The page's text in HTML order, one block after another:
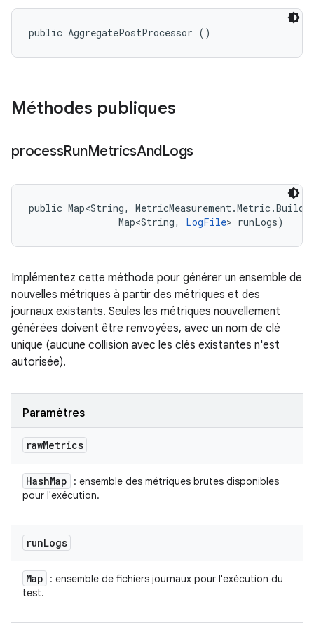
public AggregatePostProcessor ()
Méthodes publiques
processRunMetricsAndLogs
public Map<String,
                Map<String,
LogFile> runLogs)
Implémentez cette méthode pour générer un ensemble de
nouvelles métriques à partir des métriques et des
journaux existants. Seules les métriques nouvellement
générées doivent être renvoyées, avec un nom de clé
unique (aucune collision avec les clés existantes n'est
autorisée).
Paramètres
rawMetrics
HashMap
: ensemble des métriques brutes disponibles
pour l'exécution.
runLogs
Map
: ensemble de fichiers journaux pour l'exécution du
test.